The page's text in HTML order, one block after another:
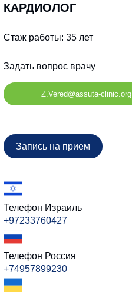
КАРДИОЛОГ
Стаж работы: 35 лет
Задать вопрос врачу
Z.Vered@assuta-clinic.org
Запись на прием
Телефон Израиль
+97233760427
Телефон Россия
+74957899230